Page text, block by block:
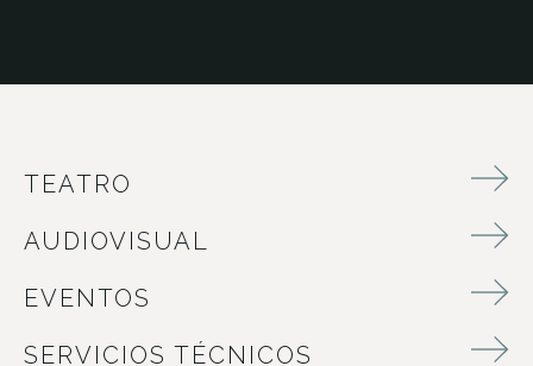
TEATRO
AUDIOVISUAL
EVENTOS
SERVICIOS TÉCNICOS